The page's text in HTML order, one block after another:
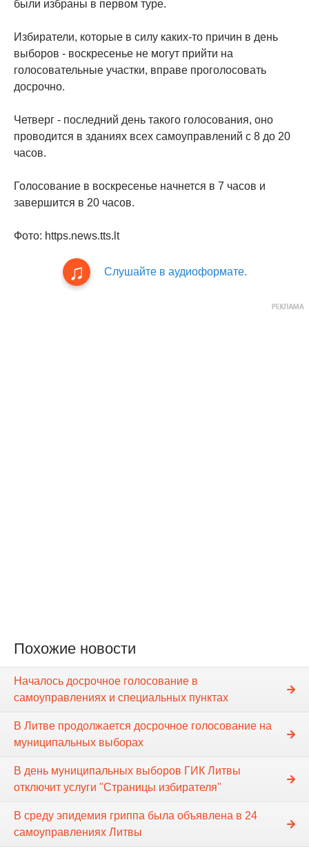
были избраны в первом туре.
Избиратели, которые в силу каких-то причин в день
выборов - воскресенье не могут прийти на
голосовательные участки, вправе проголосовать
досрочно.
Четверг - последний день такого голосования, оно
проводится в зданиях всех самоуправлений с 8 до 20
часов.
Голосование в воскресенье начнется в 7 часов и
завершится в 20 часов.
Фото: https.news.tts.lt
Слушайте в аудиоформате.
Похожие новости
Началось досрочное голосование в
самоуправлениях и специальных пунктах
В Литве продолжается досрочное голосование на
муниципальных выборах
В день муниципальных выборов ГИК Литвы
отключит услуги "Страницы избирателя"
В среду эпидемия гриппа была объявлена в 24
самоуправлениях Литвы